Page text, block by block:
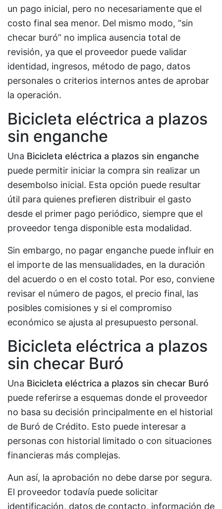
un pago inicial, pero no necesariamente que el
costo final sea menor. Del mismo modo, “sin
checar buró” no implica ausencia total de
revisión, ya que el proveedor puede validar
identidad, ingresos, método de pago, datos
personales o criterios internos antes de aprobar
la operación.
Bicicleta eléctrica a plazos
sin enganche
Una Bicicleta eléctrica a plazos sin enganche
puede permitir iniciar la compra sin realizar un
desembolso inicial. Esta opción puede resultar
útil para quienes prefieren distribuir el gasto
desde el primer pago periódico, siempre que el
proveedor tenga disponible esta modalidad.
Sin embargo, no pagar enganche puede influir en
el importe de las mensualidades, en la duración
del acuerdo o en el costo total. Por eso, conviene
revisar el número de pagos, el precio final, las
posibles comisiones y si el compromiso
económico se ajusta al presupuesto personal.
Bicicleta eléctrica a plazos
sin checar Buró
Una Bicicleta eléctrica a plazos sin checar Buró
puede referirse a esquemas donde el proveedor
no basa su decisión principalmente en el historial
de Buró de Crédito. Esto puede interesar a
personas con historial limitado o con situaciones
financieras más complejas.
Aun así, la aprobación no debe darse por segura.
El proveedor todavía puede solicitar
identificación, datos de contacto, información de